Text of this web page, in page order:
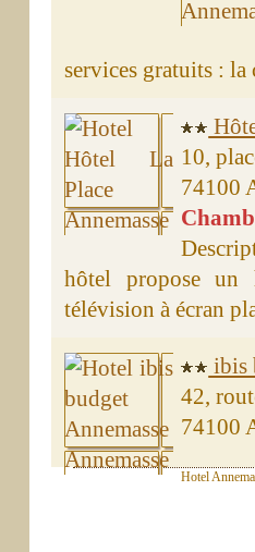
services gratuits :
10,
74100
hôtel propose un
télévision à écran
ibis
42,
74100
Hotel